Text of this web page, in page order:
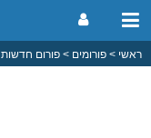
ראשי פורומים פורום חדשות